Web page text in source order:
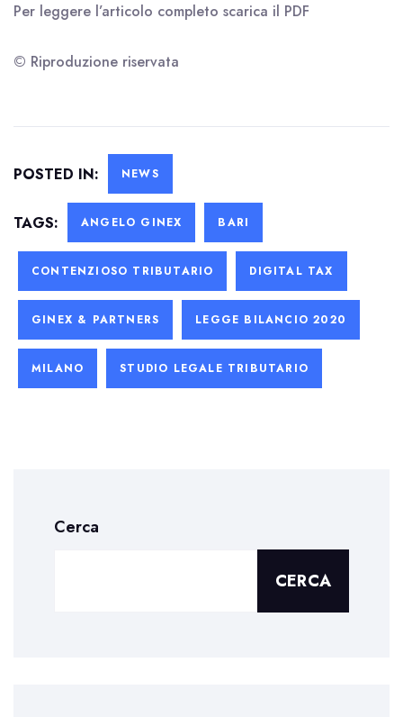
Per leggere l’articolo completo scarica il PDF
© Riproduzione riservata
POSTED IN: NEWS
TAGS: ANGELO GINEX BARI
CONTENZIOSO TRIBUTARIO DIGITAL TAX
GINEX & PARTNERS LEGGE BILANCIO 2020
MILANO STUDIO LEGALE TRIBUTARIO
Cerca
CERCA